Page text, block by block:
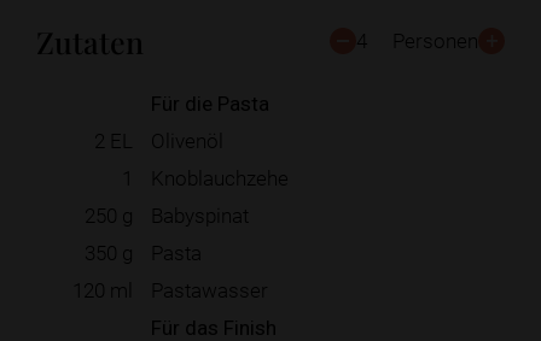
Zutaten 4 Personen
Für die Pasta
2 EL
Olivenöl
1
Knoblauchzehe
250 g
Babyspinat
350 g
Pasta
120 ml Pastawasser
Für das Finish